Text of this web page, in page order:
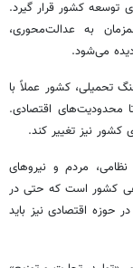
توسعه کشور قرار گیرد.
به عدالت‌محوری،
می‌شود.
تحمیلی، کشور عملاً با
محدودیت‌های اقتصادی.
کشور نیز تغییر کند.
مردم و نیروهای
کشور است که حتی در
حوزه اقتصادی نیز باید